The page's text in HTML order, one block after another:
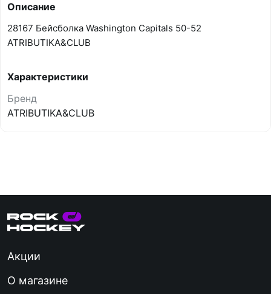
Описание
28167 Бейсболка Washington Capitals 50-52
ATRIBUTIKA&CLUB
Характеристики
Бренд
ATRIBUTIKA&CLUB
Акции
О магазине